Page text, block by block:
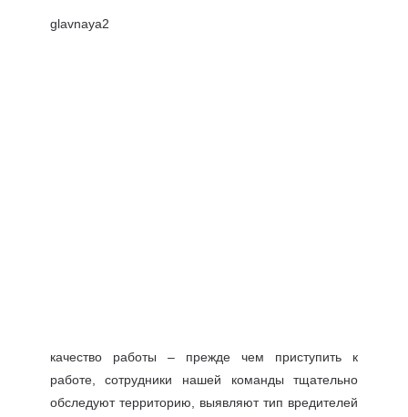
качество работы – прежде чем приступить к
работе, сотрудники нашей команды тщательно
обследуют территорию, выявляют тип вредителей